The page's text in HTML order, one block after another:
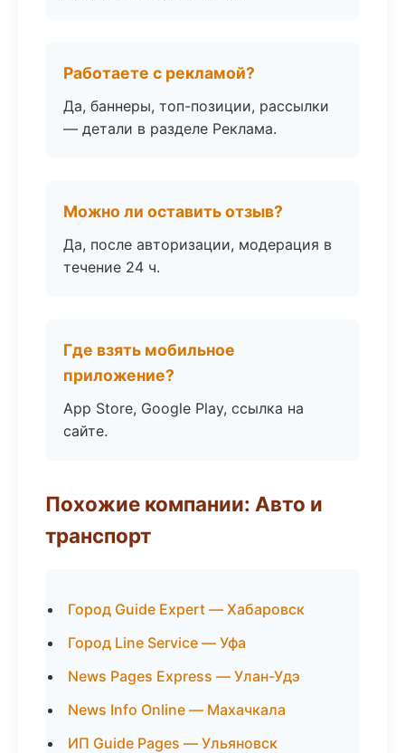
Работаете с рекламой?
Да, баннеры, топ-позиции, рассылки
— детали в разделе Реклама.
Можно ли оставить отзыв?
Да, после авторизации, модерация в
течение 24 ч.
Где взять мобильное
приложение?
App Store, Google Play, ссылка на
сайте.
Похожие компании: Авто и
транспорт
Город Guide Expert — Хабаровск
Город Line Service — Уфа
News Pages Express — Улан-Удэ
News Info Online — Махачкала
ИП Guide Pages — Ульяновск